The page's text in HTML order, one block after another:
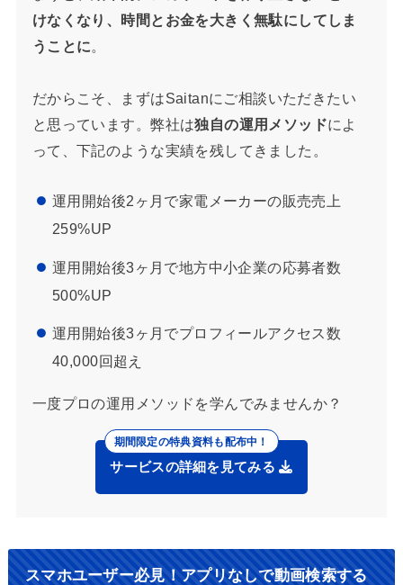
けなくなり、時間とお金を大きく無駄にしてしま
うことに。
だからこそ、まずはSaitanにご相談いただきたい
と思っています。弊社は独自の運用メソッドによ
って、下記のような実績を残してきました。
運用開始後2ヶ月で家電メーカーの販売売上
259%UP
運用開始後3ヶ月で地方中小企業の応募者数
500%UP
運用開始後3ヶ月でプロフィールアクセス数
40,000回超え
一度プロの運用メソッドを学んでみませんか？
サービスの詳細を見てみる
スマホユーザー必見！アプリなしで動画検索する